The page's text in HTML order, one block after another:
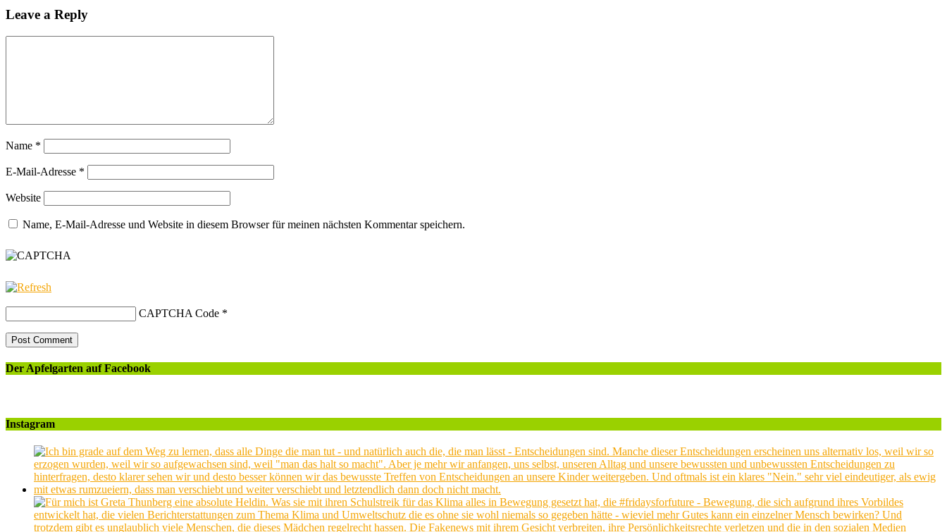
Leave a Reply
Name *
E-Mail-Adresse *
Website
Name, E-Mail-Adresse und Website in diesem Browser für meinen nächsten Kommentar speichern.
CAPTCHA Code *
Der Apfelgarten auf Facebook
Instagram